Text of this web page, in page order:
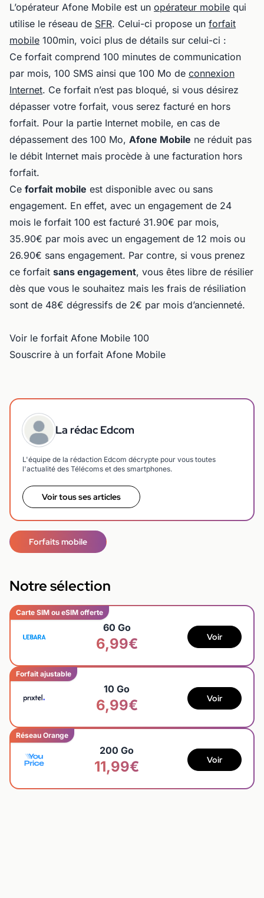
L’opérateur Afone Mobile est un opérateur mobile qui
utilise le réseau de SFR. Celui-ci propose un forfait
mobile 100min, voici plus de détails sur celui-ci :
Ce forfait comprend 100 minutes de communication
par mois, 100 SMS ainsi que 100 Mo de connexion
Internet. Ce forfait n’est pas bloqué, si vous désirez
dépasser votre forfait, vous serez facturé en hors
forfait. Pour la partie Internet mobile, en cas de
dépassement des 100 Mo, Afone Mobile ne réduit pas
le débit Internet mais procède à une facturation hors
forfait.
Ce forfait mobile est disponible avec ou sans
engagement. En effet, avec un engagement de 24
mois le forfait 100 est facturé 31.90€ par mois,
35.90€ par mois avec un engagement de 12 mois ou
26.90€ sans engagement. Par contre, si vous prenez
ce forfait sans engagement, vous êtes libre de résilier
dès que vous le souhaitez mais les frais de résiliation
sont de 48€ dégressifs de 2€ par mois d’ancienneté.
Voir le forfait Afone Mobile 100
Souscrire à un forfait Afone Mobile
La rédac Edcom
L'équipe de la rédaction Edcom décrypte pour vous toutes
l'actualité des Télécoms et des smartphones.
Voir tous ses articles
Forfaits mobile
Notre sélection
Carte SIM ou eSIM offerte
60 Go
6,99€ Voir
Forfait ajustable
10 Go
6,99€ Voir
Réseau Orange
200 Go
11,99€ Voir